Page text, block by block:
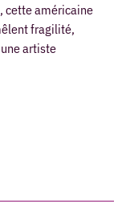
cette américaine
fragilité,
artiste